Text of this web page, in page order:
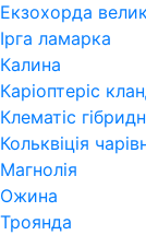
Екзохорда
Ірга ламарка
Калина
Каріоптеріс
Клематіс
Кольквіція
Магнолія
Ожина
Троянда